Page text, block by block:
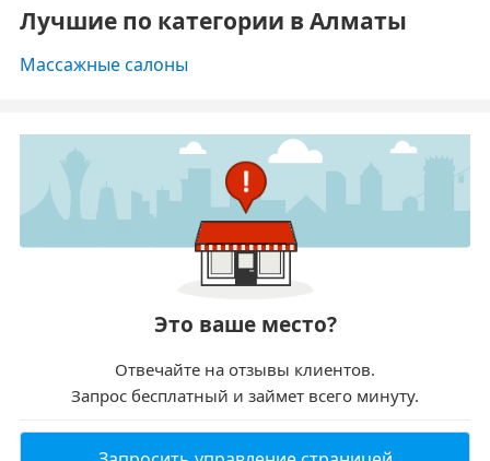
Лучшие по категории в Алматы
Массажные салоны
Это ваше место?
Отвечайте на отзывы клиентов.
Запрос бесплатный и займет всего минуту.